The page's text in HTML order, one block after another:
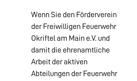
Wenn Sie den Förderverein
der Freiwilligen Feuerwehr
Okriftel am Main e.V. und
damit die ehrenamtliche
Arbeit der aktiven
Abteilungen der Feuerwehr